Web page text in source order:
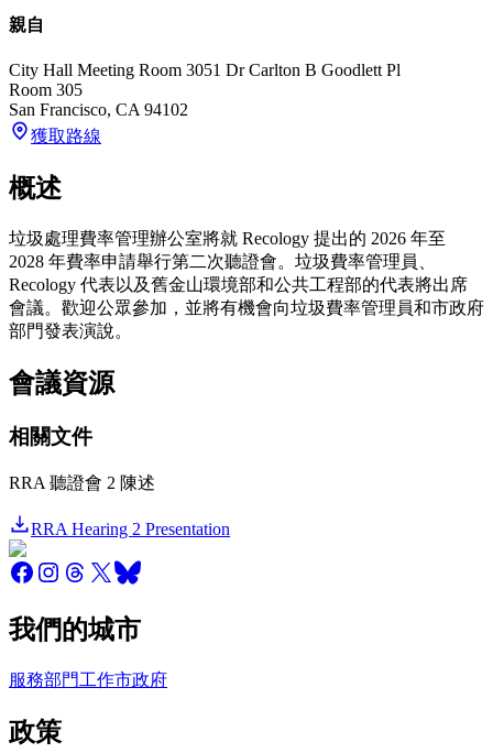
親自
City Hall Meeting Room 3051 Dr Carlton B Goodlett Pl
Room 305
San Francisco, CA 94102
獲取路線
概述
垃圾處理費率管理辦公室將就 Recology 提出的 2026 年至
2028 年費率申請舉行第二次聽證會。垃圾費率管理員、
Recology 代表以及舊金山環境部和公共工程部的代表將出席
會議。歡迎公眾參加，並將有機會向垃圾費率管理員和市政府
部門發表演說。
會議資源
相關文件
RRA 聽證會 2 陳述
RRA Hearing 2 Presentation
我們的城市
服務部門工作市政府
政策